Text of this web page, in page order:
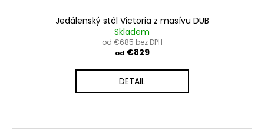
Jedálenský stôl Victoria z masívu DUB
Skladem
od €685 bez DPH
od €829
DETAIL